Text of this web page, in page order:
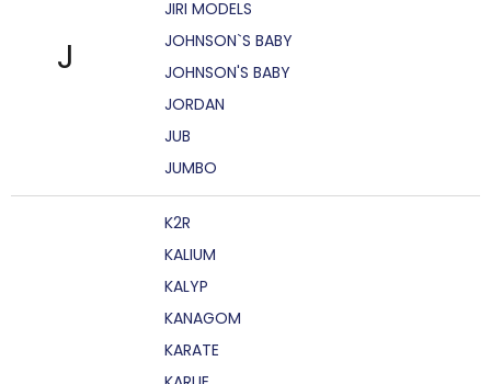
J
JIRI MODELS
JOHNSON`S BABY
JOHNSON'S BABY
JORDAN
JUB
JUMBO
K2R
KALIUM
KALYP
KANAGOM
KARATE